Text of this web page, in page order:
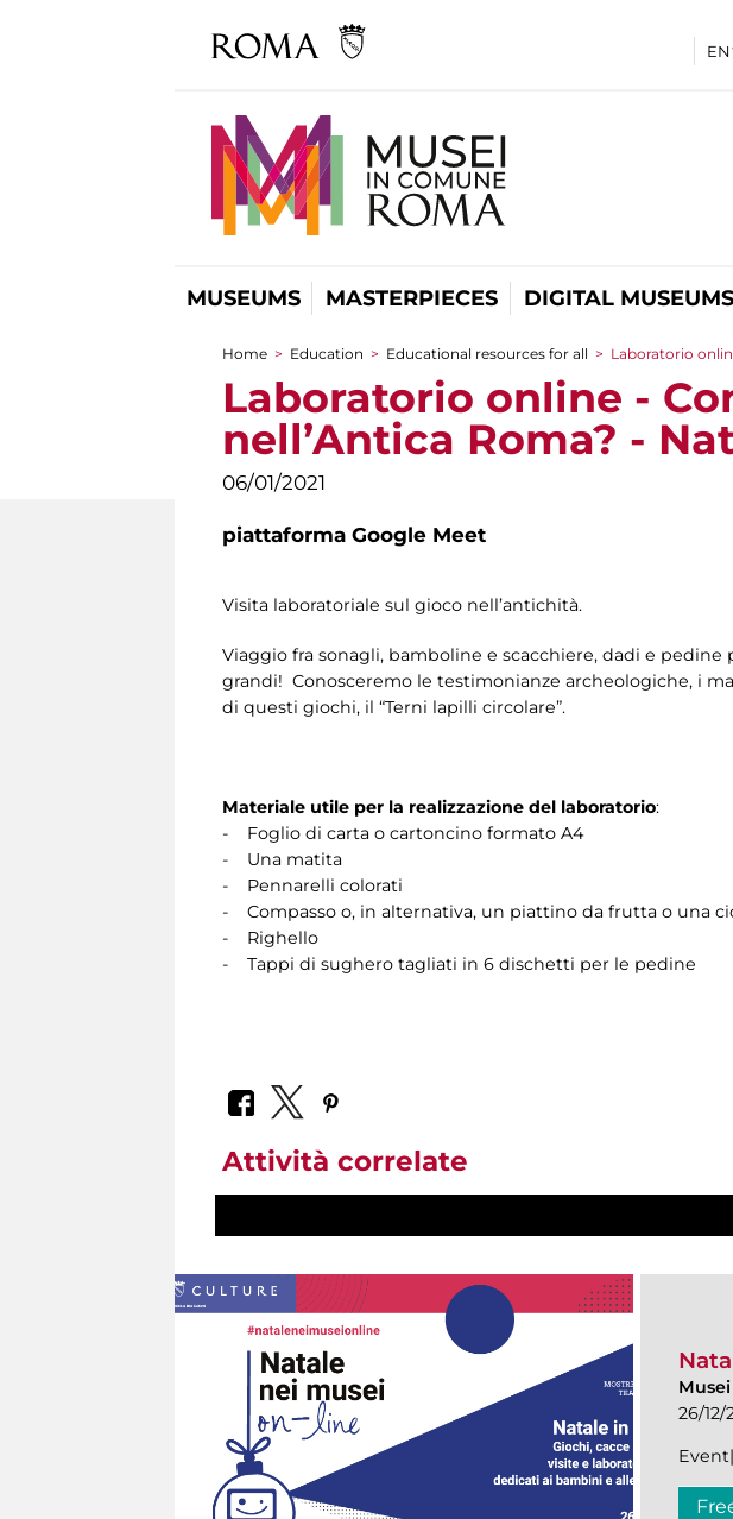
MUSEUMS MASTERPIECES DIGITAL MUSEUMS
You are here
Home > Education > Educational resources for all > Laboratorio
Laboratorio online -
nell’Antica Roma? -
06/01/2021
piattaforma Google Meet
Visita laboratoriale sul gioco nell’antichità.
Viaggio fra sonagli, bamboline e scacchiere, dadi e
grandi! Conosceremo le testimonianze archeologiche, i
di questi giochi, il “Terni lapilli circolare”.
Materiale utile per la realizzazione del laboratorio:
- Foglio di carta o cartoncino formato A4
- Una matita
- Pennarelli colorati
- Compasso o, in alternativa, un piattino da frutta o una
- Righello
- Tappi di sughero tagliati in 6 dischetti per le pedine
Attività correlate
26/12/